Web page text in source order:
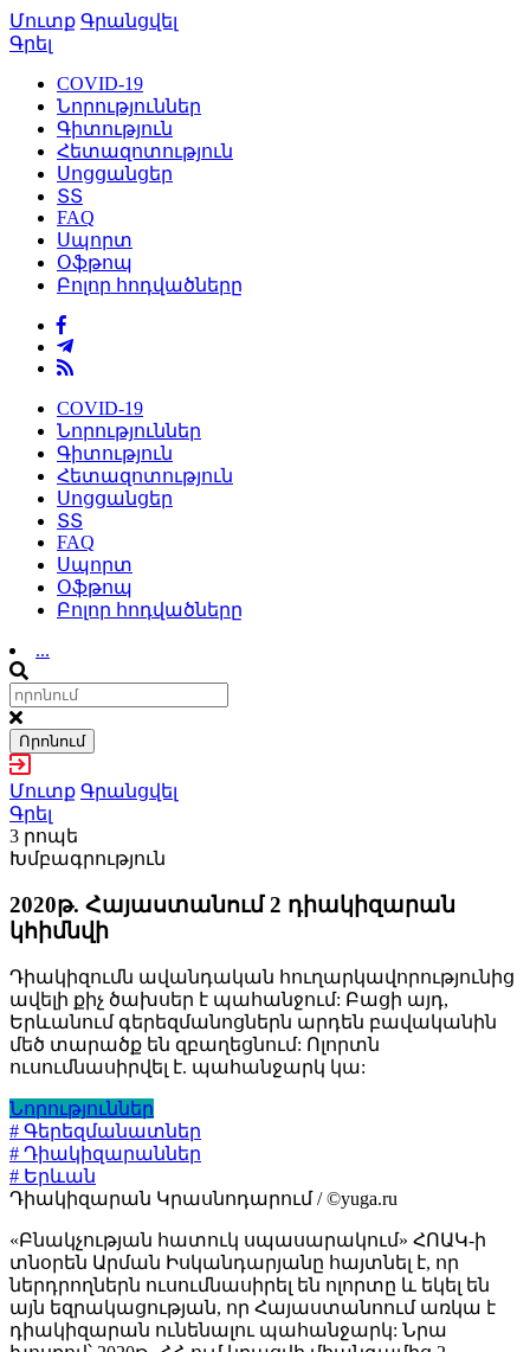
Մուտք Գրանցվել
Գրել
COVID-19
Նորություններ
Գիտություն
Հետազոտություն
Սոցցանցեր
ՏՏ
FAQ
Սպորտ
Օֆթոպ
Բոլոր հոդվածները
COVID-19
Նորություններ
Գիտություն
Հետազոտություն
Սոցցանցեր
ՏՏ
FAQ
Սպորտ
Օֆթոպ
Բոլոր հոդվածները
...
Որոնում
Մուտք Գրանցվել
Գրել
3 րոպե
Խմբագրություն
2020թ. Հայաստանում 2 դիակիզարան
կհիմնվի
Դիակիզումն ավանդական հուղարկավորությունից
ավելի քիչ ծախսեր է պահանջում: Բացի այդ,
Երևանում գերեզմանոցներն արդեն բավականին
մեծ տարածք են զբաղեցնում: Ոլորտն
ուսումնասիրվել է. պահանջարկ կա:
Նորություններ
# Գերեզմանատներ
# Դիակիզարաններ
# Երևան
Դիակիզարան Կրասնոդարում / ©yuga.ru
«Բնակչության հատուկ սպասարակում» ՀՈԱԿ-ի
տնօրեն Արման Իսկանդարյանը հայտնել է, որ
ներդրողներն ուսումնասիրել են ոլորտը և եկել են
այն եզրակացության, որ Հայաստանոում առկա է
դիակիզարան ունենալու պահանջարկ: Նրա